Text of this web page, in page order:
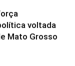
voltada
Mato Grosso